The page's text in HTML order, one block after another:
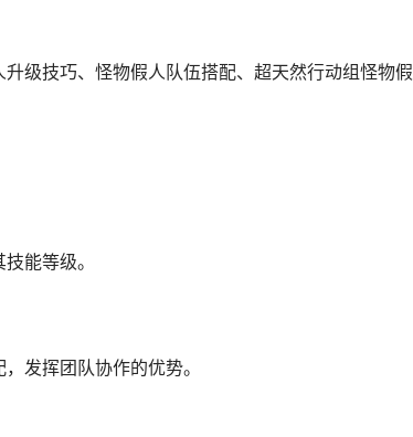
级技巧、怪物假人队伍搭配、超天然行动组怪物
能等级。
发挥团队协作的优势。